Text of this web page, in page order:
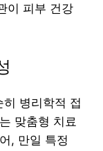
이 피부 건강
병리학적 접
맞춤형 치료
, 만일 특정